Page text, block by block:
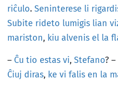
riĉulo. Seninterese li
Subite rideto lumigis lian
mariston, kiu alvenis el la
– Ĉu tio estas vi, Stefano? –
Ĉiuj diras, ke vi falis en la